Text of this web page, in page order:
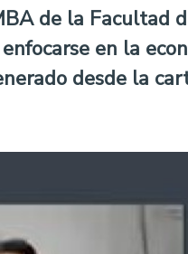
de la Facultad
en la
desde la